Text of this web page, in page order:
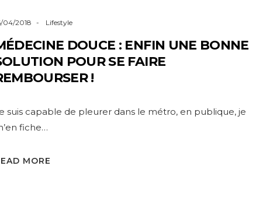
04/2018 Lifestyle
DOUCE : ENFIN UNE BONNE
POUR SE FAIRE
!
suis capable de pleurer dans le métro, en publique, je
fiche…
MORE